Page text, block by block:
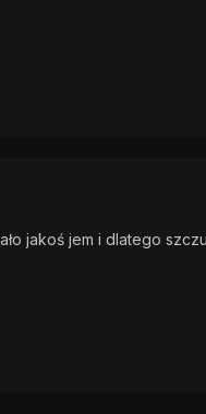
jakoś jem i dlatego